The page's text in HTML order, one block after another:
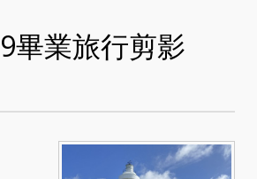
畢業旅行剪影